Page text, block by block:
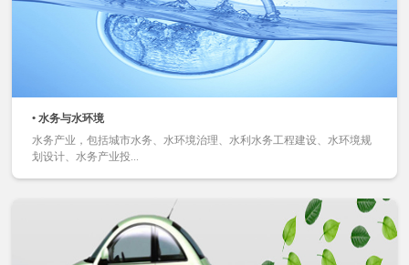
• 水务与水环境
水务产业，包括城市水务、水环境治理、水利水务工程建设、水环境规
划设计、水务产业投...